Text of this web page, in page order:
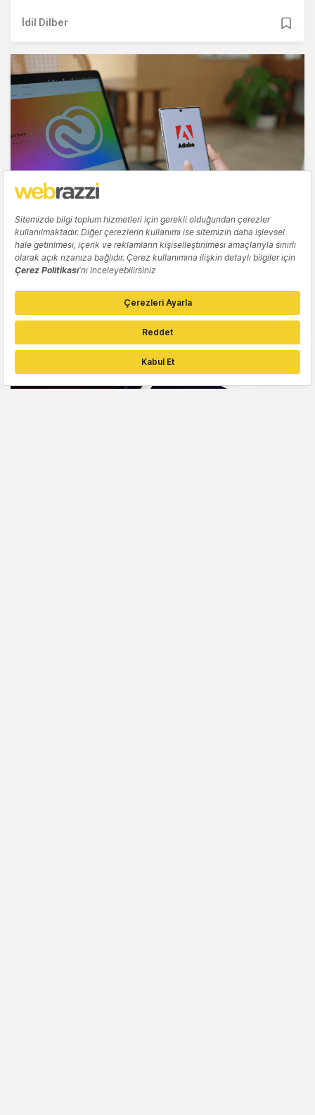
İdil Dilber
YAPAY ZEKA
Adobe'nin yapay zeka odaklı yeni araçları
ve özellikleri